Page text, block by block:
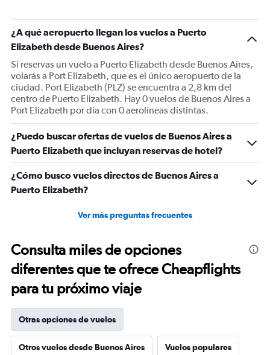
¿A qué aeropuerto llegan los vuelos a Puerto
Elizabeth desde Buenos Aires?
Si reservas un vuelo a Puerto Elizabeth desde Buenos Aires,
volarás a Port Elizabeth, que es el único aeropuerto de la
ciudad. Port Elizabeth (PLZ) se encuentra a 2,8 km del
centro de Puerto Elizabeth. Hay 0 vuelos de Buenos Aires a
Port Elizabeth por día con 0 aerolíneas distintas.
¿Puedo buscar ofertas de vuelos de Buenos Aires a
Puerto Elizabeth que incluyan reservas de hotel?
¿Cómo busco vuelos directos de Buenos Aires a
Puerto Elizabeth?
Ver más preguntas frecuentes
Consulta miles de opciones
diferentes que te ofrece Cheapflights
para tu próximo viaje
Otras opciones de vuelos
Otros vuelos desde Buenos Aires Vuelos populares